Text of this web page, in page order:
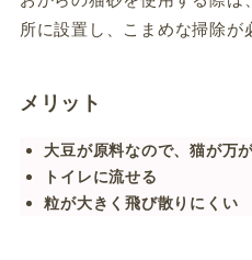
所に設置し、こまめな掃除が
メリット
大豆が原料なので、猫が万
トイレに流せる
粒が大きく飛び散りにくい